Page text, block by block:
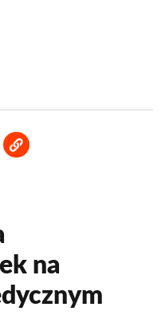
window
a new window
in a new window
na